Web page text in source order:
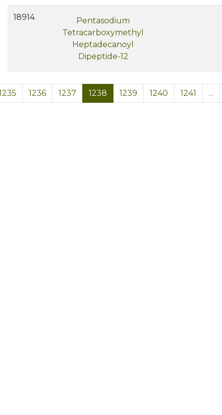
18914
Pentasodium
Tetracarboxymethyl
Heptadecanoyl
Dipeptide-12
1236 1237 1238 1239 1240 1241 ...